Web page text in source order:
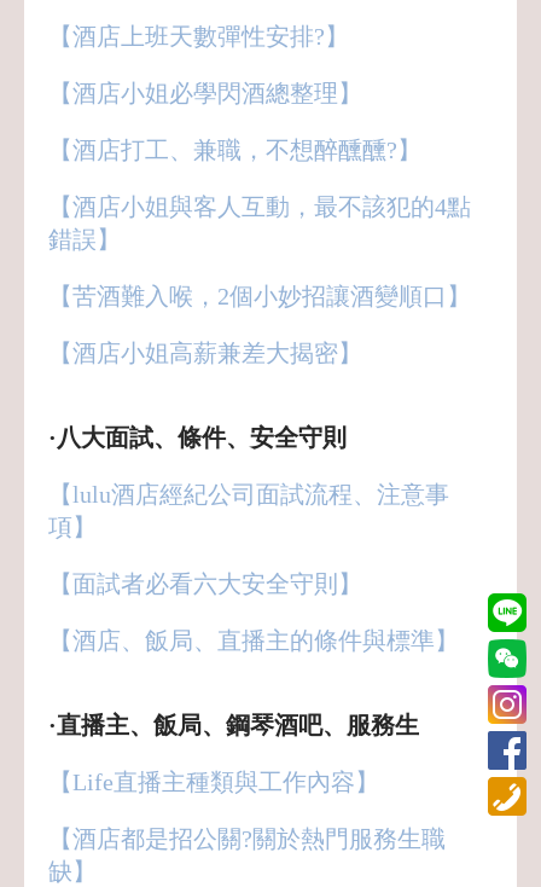
【酒店上班天數彈性安排?】
【酒店小姐必學閃酒總整理】
【酒店打工、兼職，不想醉醺醺?】
【酒店小姐與客人互動，最不該犯的4點
錯誤】
【苦酒難入喉，2個小妙招讓酒變順口】
【酒店小姐高薪兼差大揭密】
·八大面試、條件、安全守則
【lulu酒店經紀公司面試流程、注意事
項】
【面試者必看六大安全守則】
【酒店、飯局、直播主的條件與標準】
·直播主、飯局、鋼琴酒吧、服務生
【Life直播主種類與工作內容】
【酒店都是招公關?關於熱門服務生職
缺】